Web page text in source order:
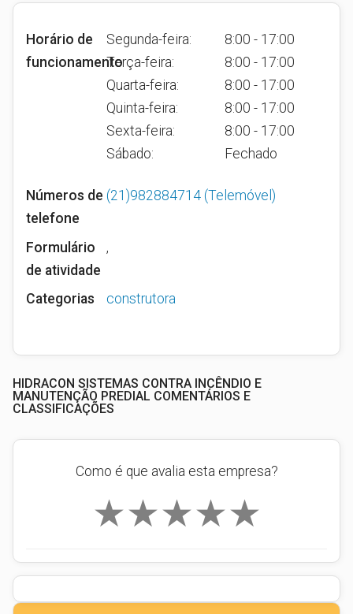
Horário de
funcionamento
Segunda-feira:
8:00 - 17:00
Terça-feira:
8:00 - 17:00
Quarta-feira:
8:00 - 17:00
Quinta-feira:
8:00 - 17:00
Sexta-feira:
8:00 - 17:00
Sábado:
Fechado
Números de
telefone
(21)982884714 (Telemóvel)
Formulário
de atividade
,
Categorias construtora
HIDRACON SISTEMAS CONTRA INCÊNDIO E
MANUTENÇÃO PREDIAL COMENTÁRIOS E
CLASSIFICAÇÕES
Como é que avalia esta empresa?
★
★
★
★
★